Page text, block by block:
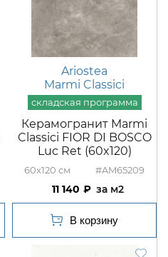
Ariostea
Marmi Classici
Керамогранит Marmi
Classici FIOR DI BOSCO
Luc Ret (60x120)
60x120 #AM65209
11 140 м2